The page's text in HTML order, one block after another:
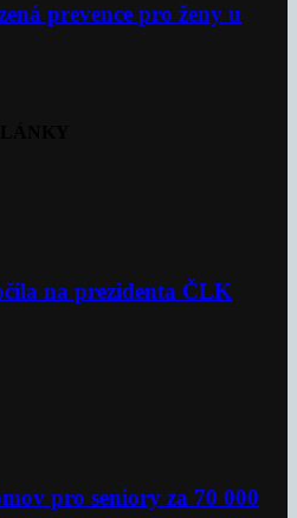
prevence pro ženy u
na prezidenta ČLK
pro seniory za 70 000